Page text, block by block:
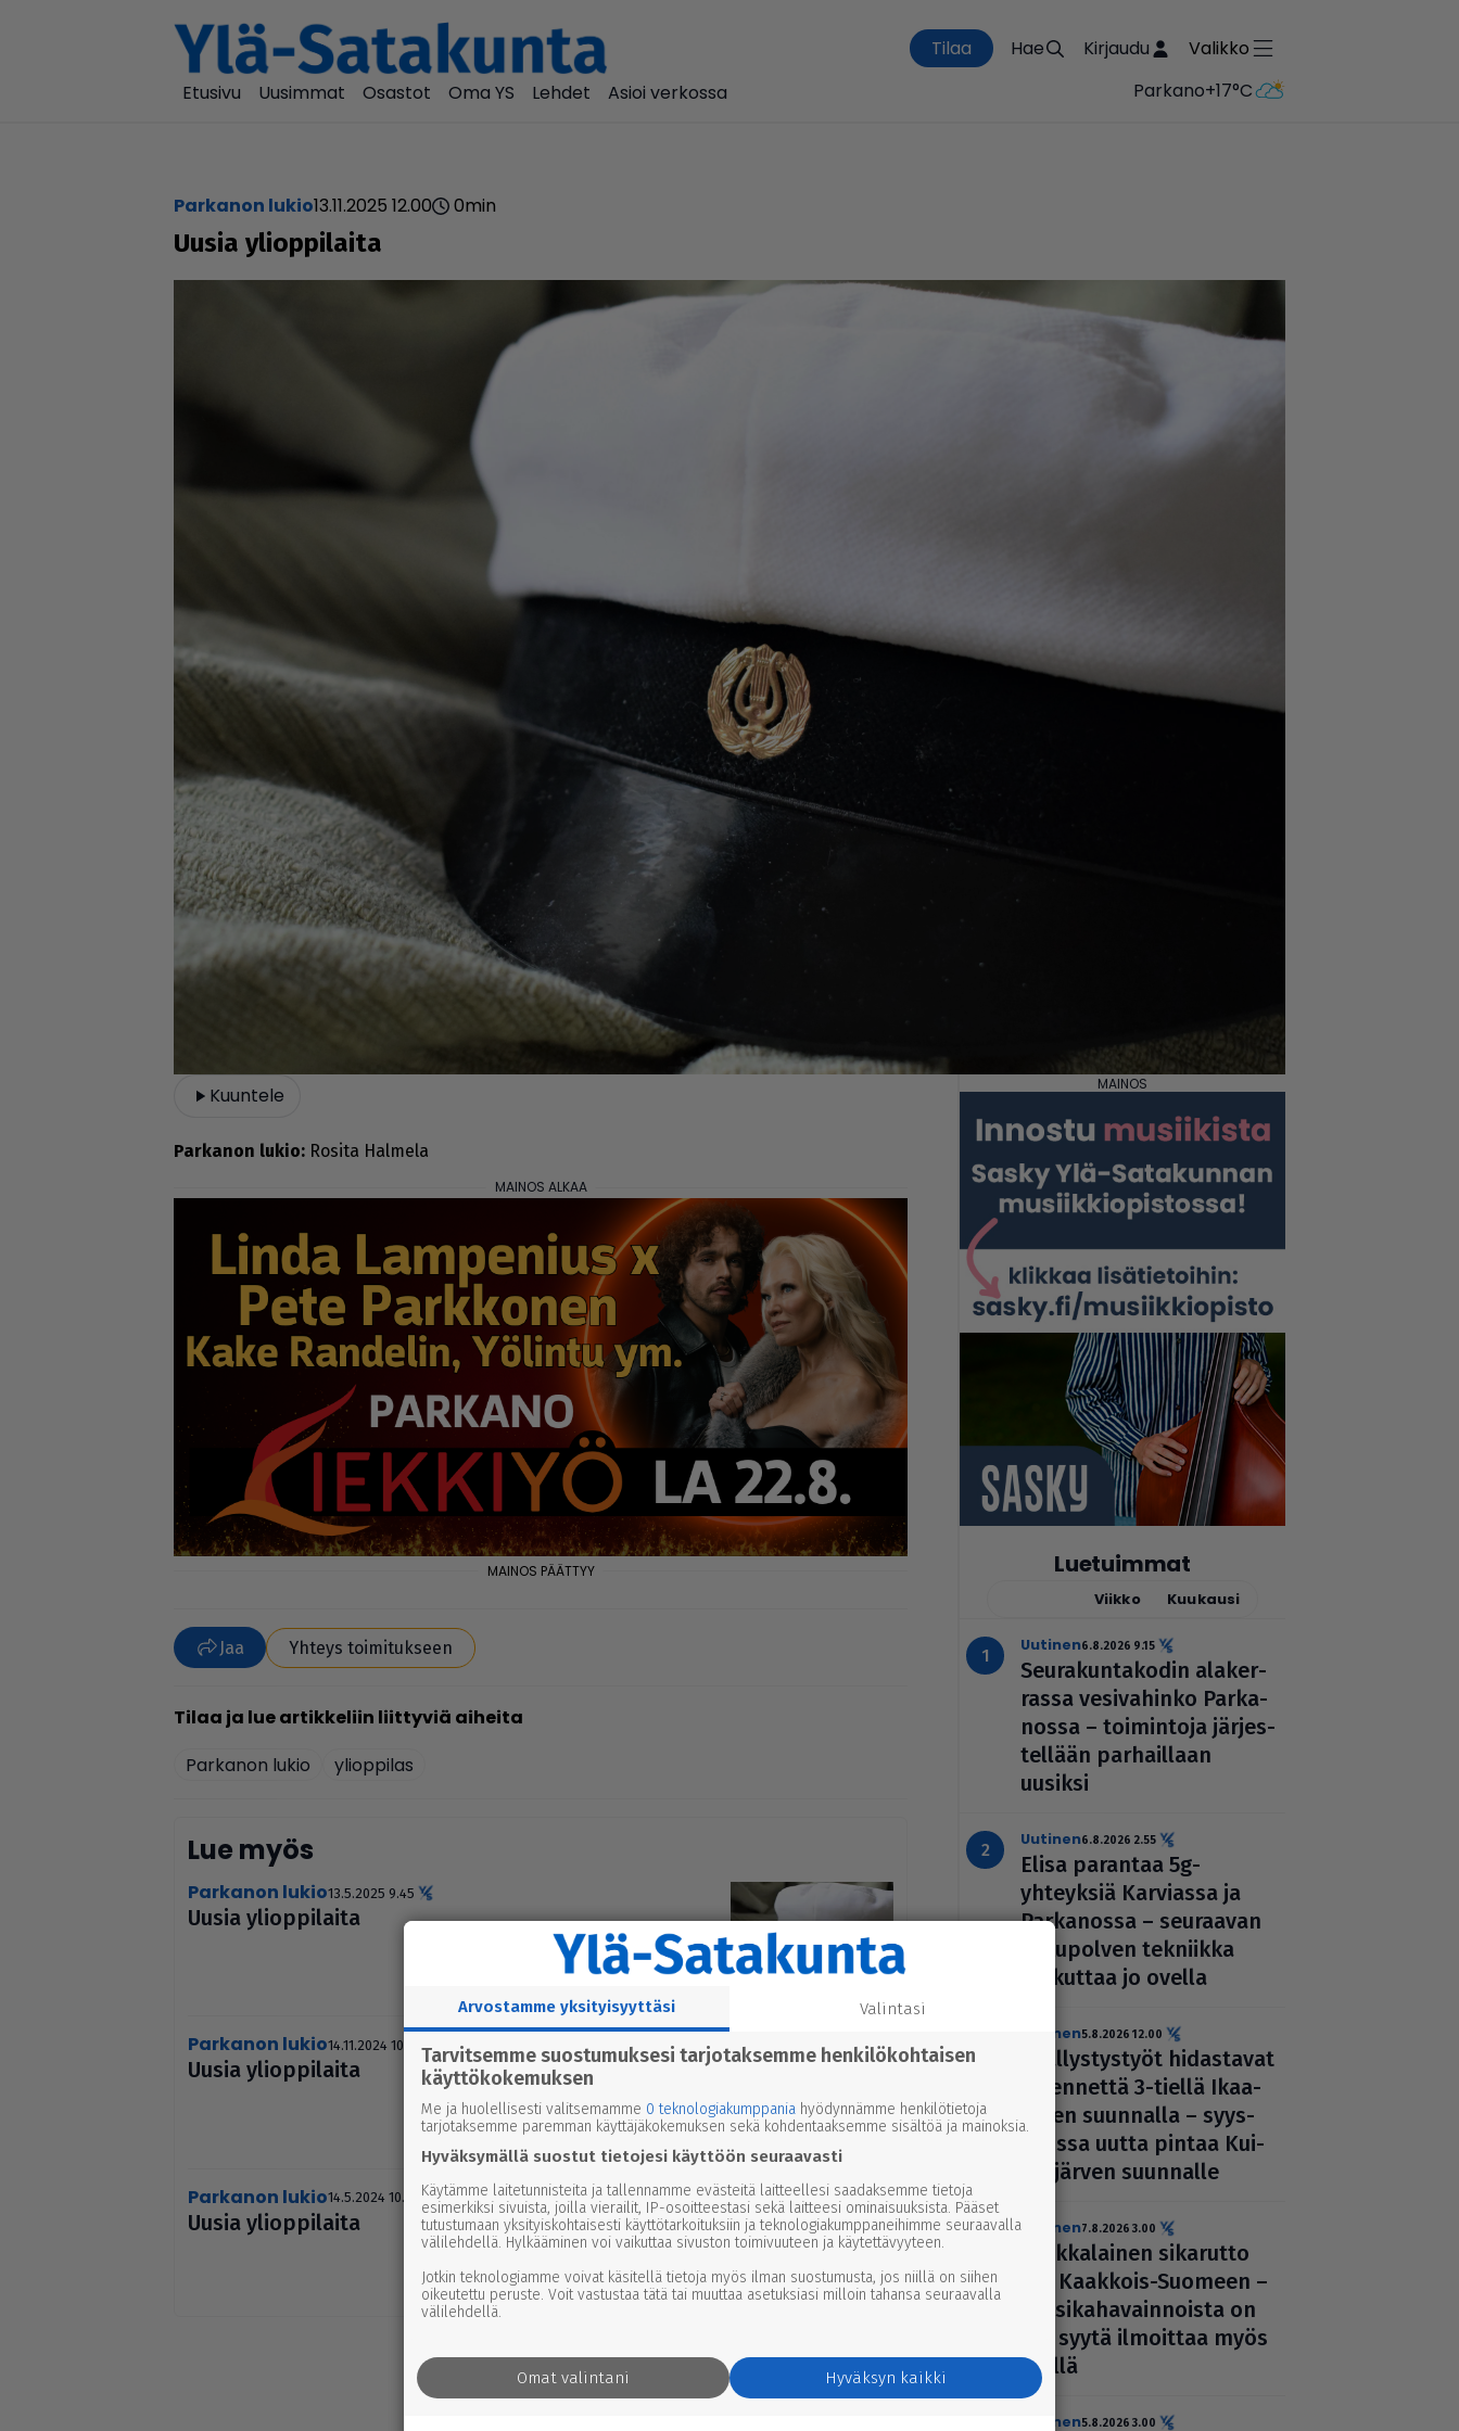
Tilaa Hae Kirjaudu
Valikko
Etusivu
Uusimmat Osastot Oma YS Lehdet Asioi verkossa Parkano+17°C
Parkanon lukio13.11.2025 12.00 0min
Uusia yli­op­pi­laita
Kuuntele
Par­ka­non lu­kio: Ro­si­ta Hal­me­la
Jaa Yhteys toimitukseen
Parkanon lukio ylioppilas
Lue myös
Parkanon lukio13.5.2025 9.45
Uusia yli­op­pi­laita
Parkanon lukio14.11.2024 10.37
Uusia yli­op­pi­laita
Parkanon lukio14.5.2024 10.10
Uusia yli­op­pi­laita
Luetuimmat
Viikko Kuukausi
uutinen6.8.2026 9.15
Seu­ra­kun­ta­ko­din ala­ker­
rassa vesi­va­hinko Par­ka­
nossa – toi­min­toja jär­jes­
tel­lään par­hail­laan
uusiksi
uutinen6.8.2026 2.55
Elisa parantaa 5g-
yhteyksiä Karviassa ja
Par­ka­nossa – seuraavan
suku­pol­ven tekniikka
kolkuttaa jo ovella
uutinen5.8.2026 12.00
Pääl­lys­tys­työt hidas­ta­vat
lii­ken­nettä 3-tiellä Ikaa­
lis­ten suunnalla – syys­
kuussa uutta pintaa Kui­
vas­jär­ven suunnalle
uutinen7.8.2026 3.00
Afrik­ka­lai­nen sikarutto
tuli Kaakkois-Suomeen –
vil­li­si­ka­ha­vain­noista on
nyt syytä ilmoittaa myös
täällä
uutinen5.8.2026 3.00
Arvostamme yksityisyyttäsi Valintasi
Tarvitsemme suostumuksesi tarjotaksemme henkilökohtaisen
käyttökokemuksen
Me ja huolellisesti valitsemamme 0 teknologiakumppania hyödynnämme henkilötietoja
tarjotaksemme paremman käyttäjäkokemuksen sekä kohdentaaksemme sisältöä ja mainoksia.
Hyväksymällä suostut tietojesi käyttöön seuraavasti
Käytämme laitetunnisteita ja tallennamme evästeitä laitteellesi saadaksemme tietoja
esimerkiksi sivuista, joilla vierailit, IP-osoitteestasi sekä laitteesi ominaisuuksista. Pääset
tutustumaan yksityiskohtaisesti käyttötarkoituksiin ja teknologiakumppaneihimme seuraavalla
välilehdellä. Hylkääminen voi vaikuttaa sivuston toimivuuteen ja käytettävyyteen.
Jotkin teknologiamme voivat käsitellä tietoja myös ilman suostumusta, jos niillä on siihen
oikeutettu peruste. Voit vastustaa tätä tai muuttaa asetuksiasi milloin tahansa seuraavalla
välilehdellä.
Hyväksyn kaikki
Omat valintani